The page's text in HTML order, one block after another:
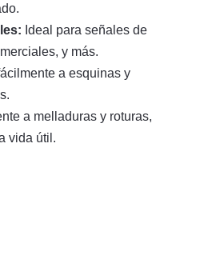
Ideal para señales de
y más.
a esquinas y
a melladuras y roturas,
vida útil.